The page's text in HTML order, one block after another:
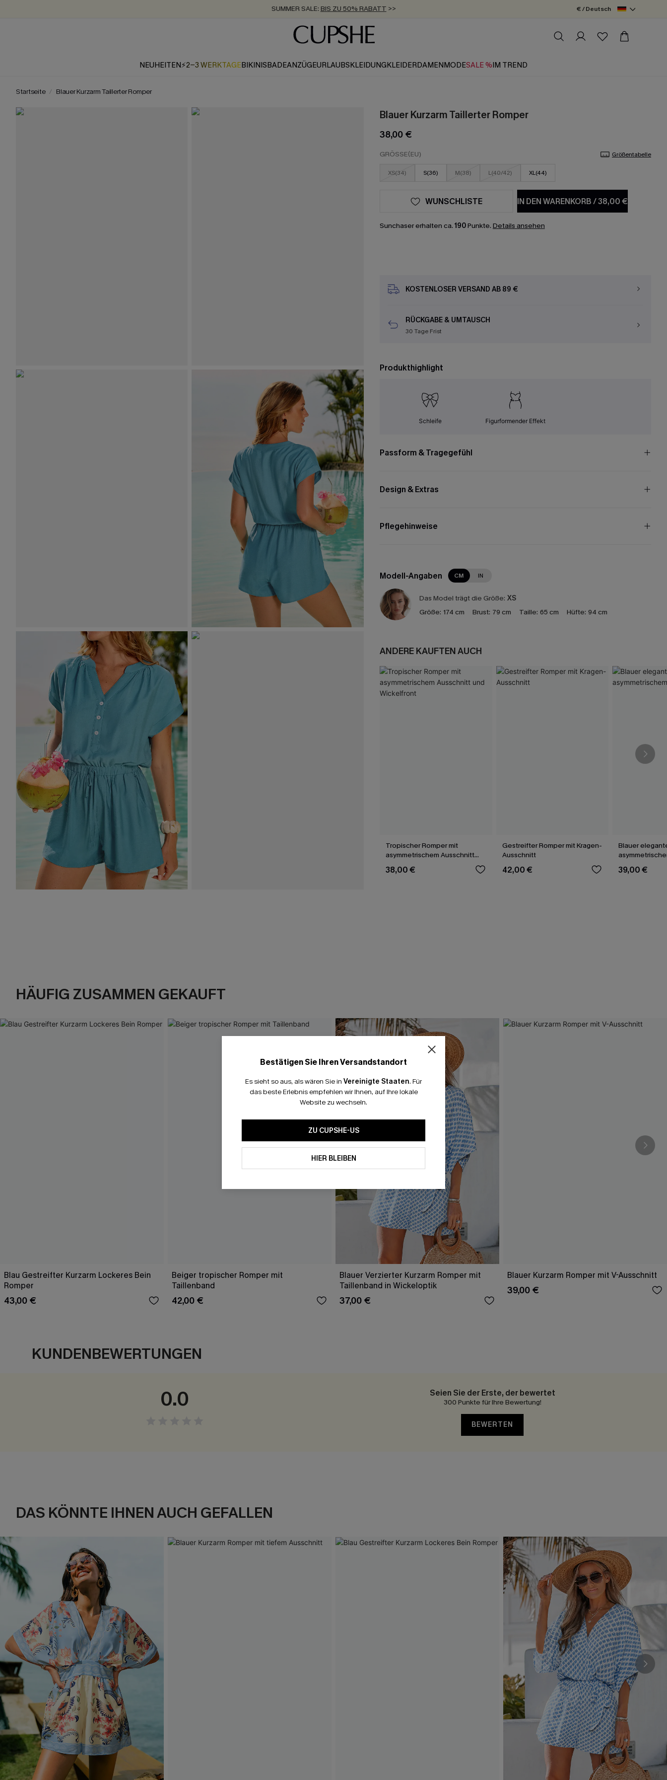
SUMMER SALE: BIS ZU 50% RABATT >>
ZUM NEWSLETTER:BIS ZU -20% EXTRA ERHALTEN
KOSTENLOSER VERSAND AB 89 €
€ / Deutsch
NEUHEITEN⚡2-3 WERKTAGEBIKINISBADEANZÜGEURLAUBSKLEIDUNGKLEIDERDAMENMODESALE %IM TREND
Startseite Blauer Kurzarm Taillerter Romper
Blauer Kurzarm Taillerter Romper
38,00 €
GRÖSSE(EU) Größentabelle
XS(34) S(36) M(38) L(40/42) XL(44)
IN DEN WARENKORB/38,00 €
WUNSCHLISTE
Sunchaser erhalten ca. 190Punkte. Details ansehen
KOSTENLOSER VERSAND AB 89 €
RÜCKGABE & UMTAUSCH
30 Tage Frist
Produkthighlight
Schleife Figurformender Effekt
Passform & Tragegefühl
Design & Extras
Pflegehinweise
Modell-Angaben CM IN
Das Model trägt die Größe: XS
Größe: 174 cm Brust: 79 cm Taille: 65 cm Hüfte: 94 cm
ANDERE KAUFTEN AUCH
Tropischer Romper mit
asymmetrischem Ausschnitt
und Wickelfront
38,00 €
Gestreifter Romper mit Kragen-
Ausschnitt
42,00 €
Blauer
39,00 €
HÄUFIG ZUSAMMEN GEKAUFT
Blau Gestreifter Kurzarm Lockeres Bein
Romper
43,00 €
Beiger tropischer Romper mit
Taillenband
42,00 €
Blauer Verzierter Kurzarm Romper mit
Taillenband in Wickeloptik
37,00 €
Blauer Kurzarm Romper mit V-Ausschnitt
39,00 €
KUNDENBEWERTUNGEN
0.0 Seien Sie der Erste, der bewertet
300 Punkte für Ihre Bewertung!
BEWERTEN
DAS KÖNNTE IHNEN AUCH GEFALLEN
Bestätigen Sie Ihren Versandstandort
Es sieht so aus, als wären Sie in Vereinigte Staaten. Für
das beste Erlebnis empfehlen wir Ihnen, auf Ihre lokale
Website zu wechseln.
ZU CUPSHE-US
HIER BLEIBEN